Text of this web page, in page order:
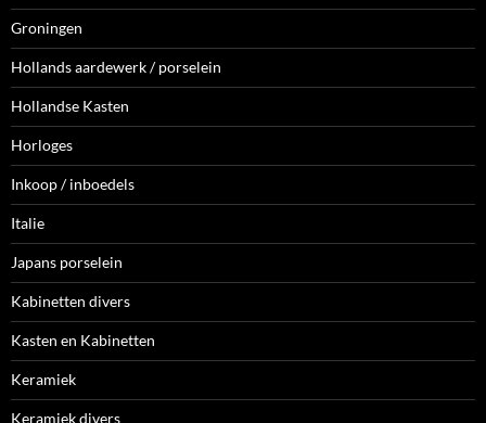
Groningen
Hollands aardewerk / porselein
Hollandse Kasten
Horloges
Inkoop / inboedels
Italie
Japans porselein
Kabinetten divers
Kasten en Kabinetten
Keramiek
Keramiek divers